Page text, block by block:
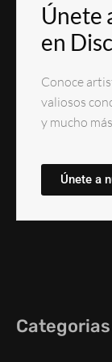
Únete
en
Conoce
valiosos
y mucho
Únete a
Categorias